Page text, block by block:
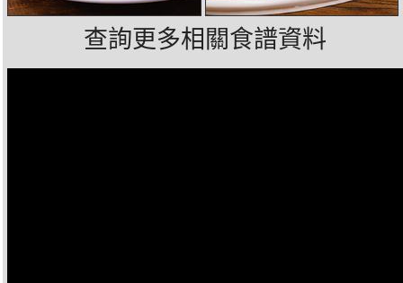
查詢更多相關食譜資料